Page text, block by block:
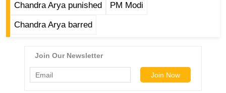
न्यू
ज
Chandra Arya punished PM Modi
Chandra Arya barred